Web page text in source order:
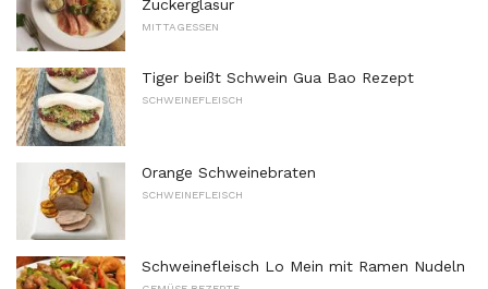
Zuckerglasur
MITTAGESSEN
Tiger beißt Schwein Gua Bao Rezept
SCHWEINEFLEISCH
Orange Schweinebraten
SCHWEINEFLEISCH
Schweinefleisch Lo Mein mit Ramen Nudeln